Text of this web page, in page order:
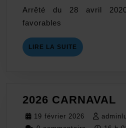
Arrêté du 28 avril
favorables
LIRE LA SUITE LIRE
LA
2026 CARNAVAL
19 février 2026
19